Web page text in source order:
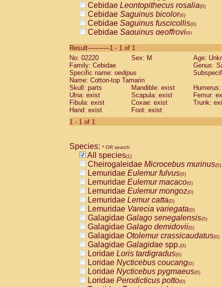
Cebidae Leontopithecus rosalia(0)
Cebidae Saguinus bicolor(0)
Cebidae Saguinus fuscicollis(0)
Cebidae Saguinus geoffroyi(0)
CebidaeSaguinus labiatus(0)
Cebidae Saguinus leucopus (0)
Cebidae
CebidaeSaguinus mystax
Cebidae Saguinus nigricollis (0)
Cebidae Saguinus oedipus
Cebidae Saguinus weddelli
Cebidae Saguinusspp.
Cebidae
CebidaeCebus capucinus
CebidaeCebus nigrivittatus
CebidaeCebus spp.(0)
CebidaeSaimiri boliviensis(0)
CebidaeSaimiri sciureus(0)
AtelidaeAlouatta caraya(0)
AtelidaeAlouatta fusca(0)
AtelidaeAlouatta seniculus(0)
AtelidaeAlouattaspp.(0)
AtelidaeAteles belzebuth(0)
AtelidaeAteles geoffroyi(0)
AtelidaeAteles paniscus(0)
AtelidaeAtelesspp.(0)
AtelidaeLagothrix lagothricha(0)
AtelidaeLagothrix lagothricha cana
PitheciidaeCacajao calvus
Result-----------1 - 1 of 1
No: 02220
Sex: M
Age:
Family: Cebidae
Genus:
Specific name: oedipus
Name: Cotton-top Tamarin
Skull: parts
Mandible: exist
Ulna: exist
Scapula: exist
Femur:
Fibula: exist
Coxae: exist
Trunk:
Hand: exist
Foot: exist
1 - 1 of 1
Species: * OR search
All species(1)
Cheirogaleidae Microcebus murinus(0)
Lemuridae Eulemur fulvus(0)
Lemuridae Eulemur macaco(0)
Lemuridae Eulemur mongoz(0)
Lemuridae Lemur catta(0)
Lemuridae Varecia variegata(0)
Galagidae Galago senegalensis(0)
Galagidae Galago demidovii(0)
Galagidae Otolemur crassicaudatus(0)
Galagidae Galagidae spp.(0)
Loridae Loris tardigradus(0)
Loridae Nycticebus coucang(0)
Loridae Nycticebus pygmaeus(0)
Loridae Perodicticus potto(0)